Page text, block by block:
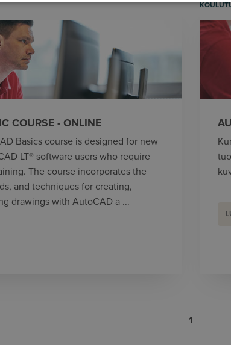
COURSE - ONLINE
Basics course is designed for new
LT® software users who require
The course incorporates the
and techniques for creating,
drawings with AutoCAD a ...
1